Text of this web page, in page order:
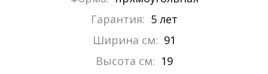
Гарантия: 5 лет
Ширина см: 91
Высота см: 19